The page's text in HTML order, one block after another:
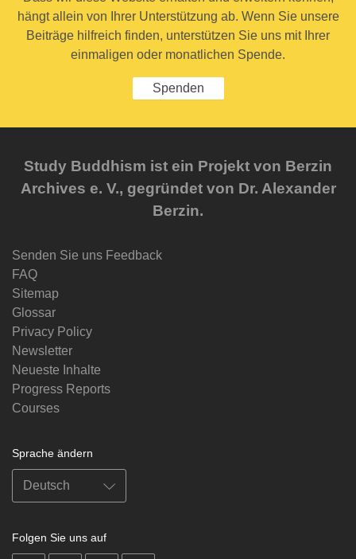
hängt allein von Ihrer Unterstützung ab. Wenn Sie unsere
Beiträge hilfreich finden, unterstützen Sie uns mit Ihrer
einmaligen oder monatlichen Spende.
Spenden
Study Buddhism ist ein Projekt von Berzin
Archives e. V., gegründet von Dr. Alexander
Berzin.
Senden Sie uns Feedback
FAQ
Sitemap
Glossar
Privacy Policy
Newsletter
Neueste Inhalte
Progress Reports
Courses
Sprache ändern
Folgen Sie uns auf